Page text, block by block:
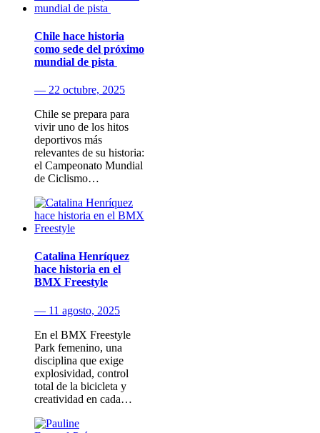
Chile hace historia
como sede del próximo
mundial de pista
— 22 octubre, 2025
Chile se prepara para
vivir uno de los hitos
deportivos más
relevantes de su historia:
el Campeonato Mundial
de Ciclismo…
Catalina Henríquez
hace historia en el
BMX Freestyle
— 11 agosto, 2025
En el BMX Freestyle
Park femenino, una
disciplina que exige
explosividad, control
total de la bicicleta y
creatividad en cada…